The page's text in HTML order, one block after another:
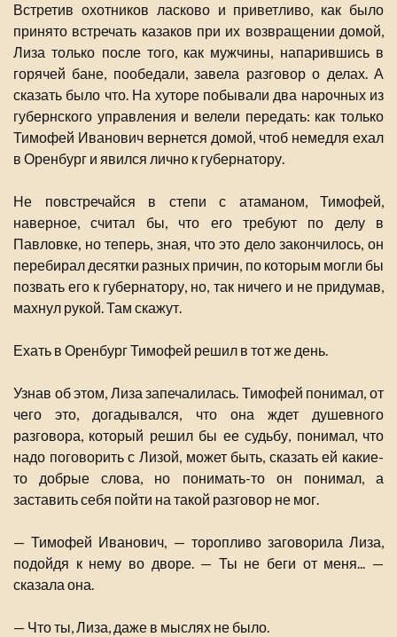
Встретив охотников ласково и приветливо, как было
принято встречать казаков при их возвращении домой,
Лиза только после того, как мужчины, напарившись в
горячей бане, пообедали, завела разговор о делах. А
сказать было что. На хуторе побывали два нарочных из
губернского управления и велели передать: как только
Тимофей Иванович вернется домой, чтоб немедля ехал
в Оренбург и явился лично к губернатору.
Не повстречайся в степи с атаманом, Тимофей,
наверное, считал бы, что его требуют по делу в
Павловке, но теперь, зная, что это дело закончилось, он
перебирал десятки разных причин, по которым могли бы
позвать его к губернатору, но, так ничего и не придумав,
махнул рукой. Там скажут.
Ехать в Оренбург Тимофей решил в тот же день.
Узнав об этом, Лиза запечалилась. Тимофей понимал, от
чего это, догадывался, что она ждет душевного
разговора, который решил бы ее судьбу, понимал, что
надо поговорить с Лизой, может быть, сказать ей какие-
то добрые слова, но понимать-то он понимал, а
заставить себя пойти на такой разговор не мог.
— Тимофей Иванович, — торопливо заговорила Лиза,
подойдя к нему во дворе. — Ты не беги от меня... —
сказала она.
— Что ты, Лиза, даже в мыслях не было.